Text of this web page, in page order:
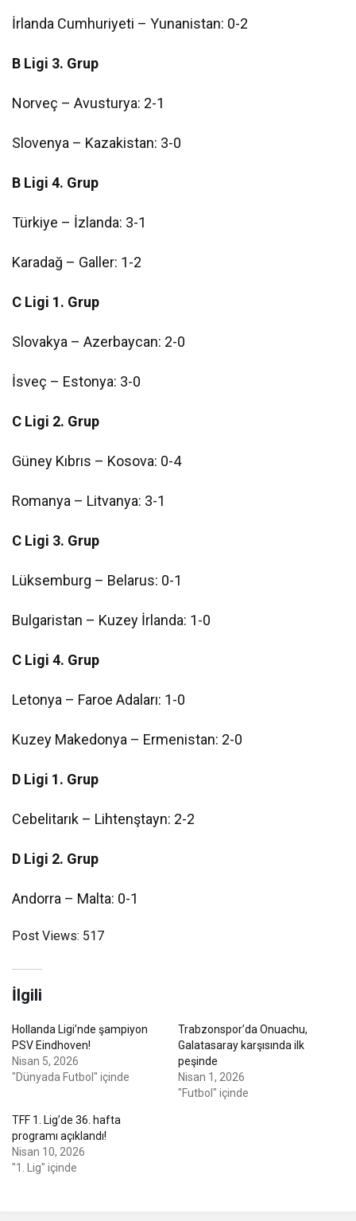
İrlanda Cumhuriyeti – Yunanistan: 0-2
B Ligi 3. Grup
Norveç – Avusturya: 2-1
Slovenya – Kazakistan: 3-0
B Ligi 4. Grup
Türkiye – İzlanda: 3-1
Karadağ – Galler: 1-2
C Ligi 1. Grup
Slovakya – Azerbaycan: 2-0
İsveç – Estonya: 3-0
C Ligi 2. Grup
Güney Kıbrıs – Kosova: 0-4
Romanya – Litvanya: 3-1
C Ligi 3. Grup
Lüksemburg – Belarus: 0-1
Bulgaristan – Kuzey İrlanda: 1-0
C Ligi 4. Grup
Letonya – Faroe Adaları: 1-0
Kuzey Makedonya – Ermenistan: 2-0
D Ligi 1. Grup
Cebelitarık – Lihtenştayn: 2-2
D Ligi 2. Grup
Andorra – Malta: 0-1
Post Views: 517
İlgili
Hollanda Ligi’nde şampiyon
PSV Eindhoven!
Nisan 5, 2026
"Dünyada Futbol" içinde
Trabzonspor’da Onuachu,
Galatasaray karşısında ilk
peşinde
Nisan 1, 2026
"Futbol" içinde
TFF 1. Lig’de 36. hafta
programı açıklandı!
Nisan 10, 2026
"1. Lig" içinde